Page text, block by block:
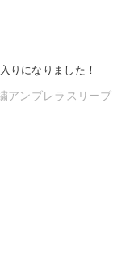
りになりました！
アンブレラスリーブ